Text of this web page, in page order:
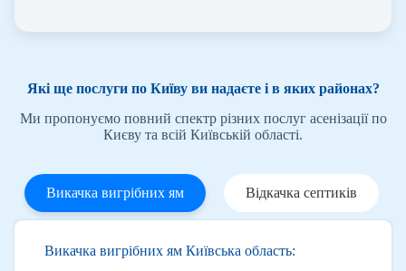
Які ще послуги по Київу ви надаєте і в яких районах?
Ми пропонуємо повний спектр різних послуг асенізації по
Києву та всій Київській області.
Викачка вигрібних ям Відкачка септиків
Викачка вигрібних ям Київська область: